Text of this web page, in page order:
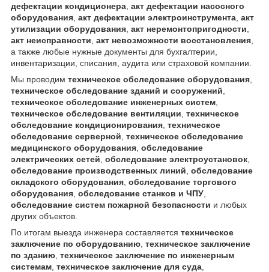
дефектации кондиционера акт дефектации насосного
оборудования акт дефектации электроинструмента акт
утилизации оборудования акт неремонтопригодности
акт неисправности акт невозможности восстановления
а также любые нужные документы для бухгалтерии,
инвентаризации, списания, аудита или страховой компании.
Мы проводим техническое обследование оборудования
техническое обследование зданий и сооружений
техническое обследование инженерных систем
техническое обследование вентиляции техническое
обследование кондиционирования техническое
обследование серверной техническое обследование
медицинского оборудования обследование
электрических сетей обследование электроустановок
обследование производственных линий обследование
складского оборудования обследование торгового
оборудования обследование станков и ЧПУ
обследование систем пожарной безопасности и любых
других объектов.
По итогам выезда инженера составляется техническое
заключение по оборудованию техническое заключение
по зданию техническое заключение по инженерным
системам техническое заключение для суда